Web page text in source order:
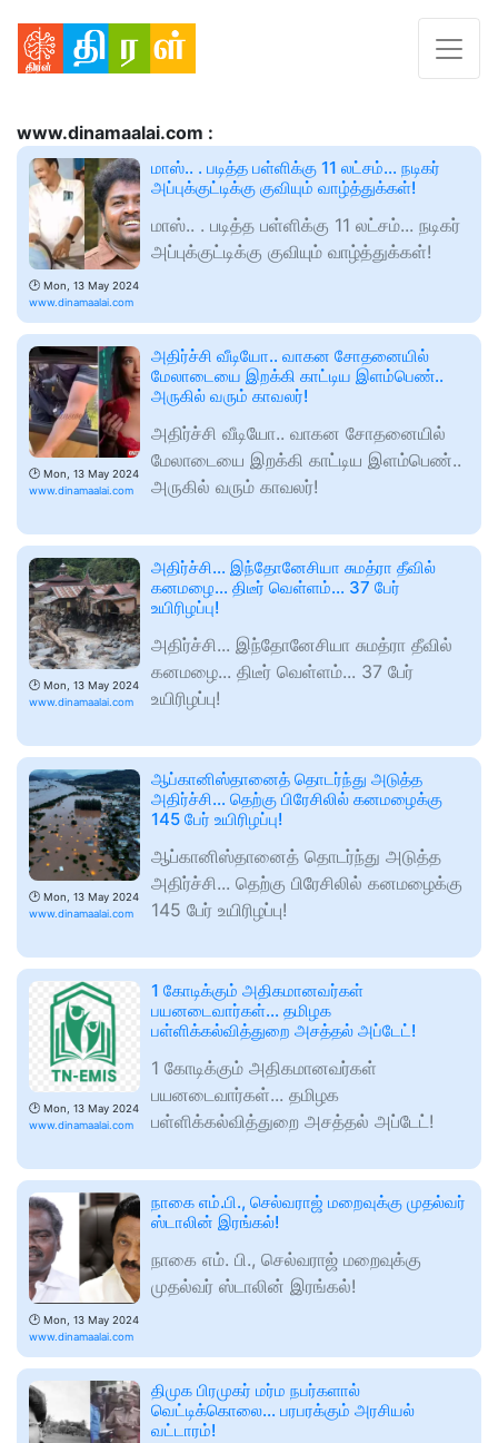
www.dinamaalai.com :
🕑 Mon, 13 May 2024
www.dinamaalai.com
மாஸ்.. . படித்த பள்ளிக்கு 11 லட்சம்... நடிகர்
அப்புக்குட்டிக்கு குவியும் வாழ்த்துக்கள்!
மாஸ்.. . படித்த பள்ளிக்கு 11 லட்சம்... நடிகர்
அப்புக்குட்டிக்கு குவியும் வாழ்த்துக்கள்!
🕑 Mon, 13 May 2024
www.dinamaalai.com
அதிர்ச்சி வீடியோ.. வாகன சோதனையில்
மேலாடையை இறக்கி காட்டிய இளம்பெண்..
அருகில் வரும் காவலர்!
அதிர்ச்சி வீடியோ.. வாகன சோதனையில்
மேலாடையை இறக்கி காட்டிய இளம்பெண்..
அருகில் வரும் காவலர்!
🕑 Mon, 13 May 2024
www.dinamaalai.com
அதிர்ச்சி... இந்தோனேசியா சுமத்ரா தீவில்
கனமழை... திடீர் வெள்ளம்... 37 பேர்
உயிரிழப்பு!
அதிர்ச்சி... இந்தோனேசியா சுமத்ரா தீவில்
கனமழை... திடீர் வெள்ளம்... 37 பேர்
உயிரிழப்பு!
🕑 Mon, 13 May 2024
www.dinamaalai.com
ஆப்கானிஸ்தானைத் தொடர்ந்து அடுத்த
அதிர்ச்சி... தெற்கு பிரேசிலில் கனமழைக்கு
145 பேர் உயிரிழப்பு!
ஆப்கானிஸ்தானைத் தொடர்ந்து அடுத்த
அதிர்ச்சி... தெற்கு பிரேசிலில் கனமழைக்கு
145 பேர் உயிரிழப்பு!
🕑 Mon, 13 May 2024
www.dinamaalai.com
1 கோடிக்கும் அதிகமானவர்கள்
பயனடைவார்கள்... தமிழக
பள்ளிக்கல்வித்துறை அசத்தல் அப்டேட்!
1 கோடிக்கும் அதிகமானவர்கள்
பயனடைவார்கள்... தமிழக
பள்ளிக்கல்வித்துறை அசத்தல் அப்டேட்!
🕑 Mon, 13 May 2024
www.dinamaalai.com
நாகை எம்.பி., செல்வராஜ் மறைவுக்கு முதல்வர்
ஸ்டாலின் இரங்கல்!
நாகை எம். பி., செல்வராஜ் மறைவுக்கு
முதல்வர் ஸ்டாலின் இரங்கல்!
திமுக பிரமுகர் மர்ம நபர்களால்
வெட்டிக்கொலை... பரபரக்கும் அரசியல்
வட்டாரம்!